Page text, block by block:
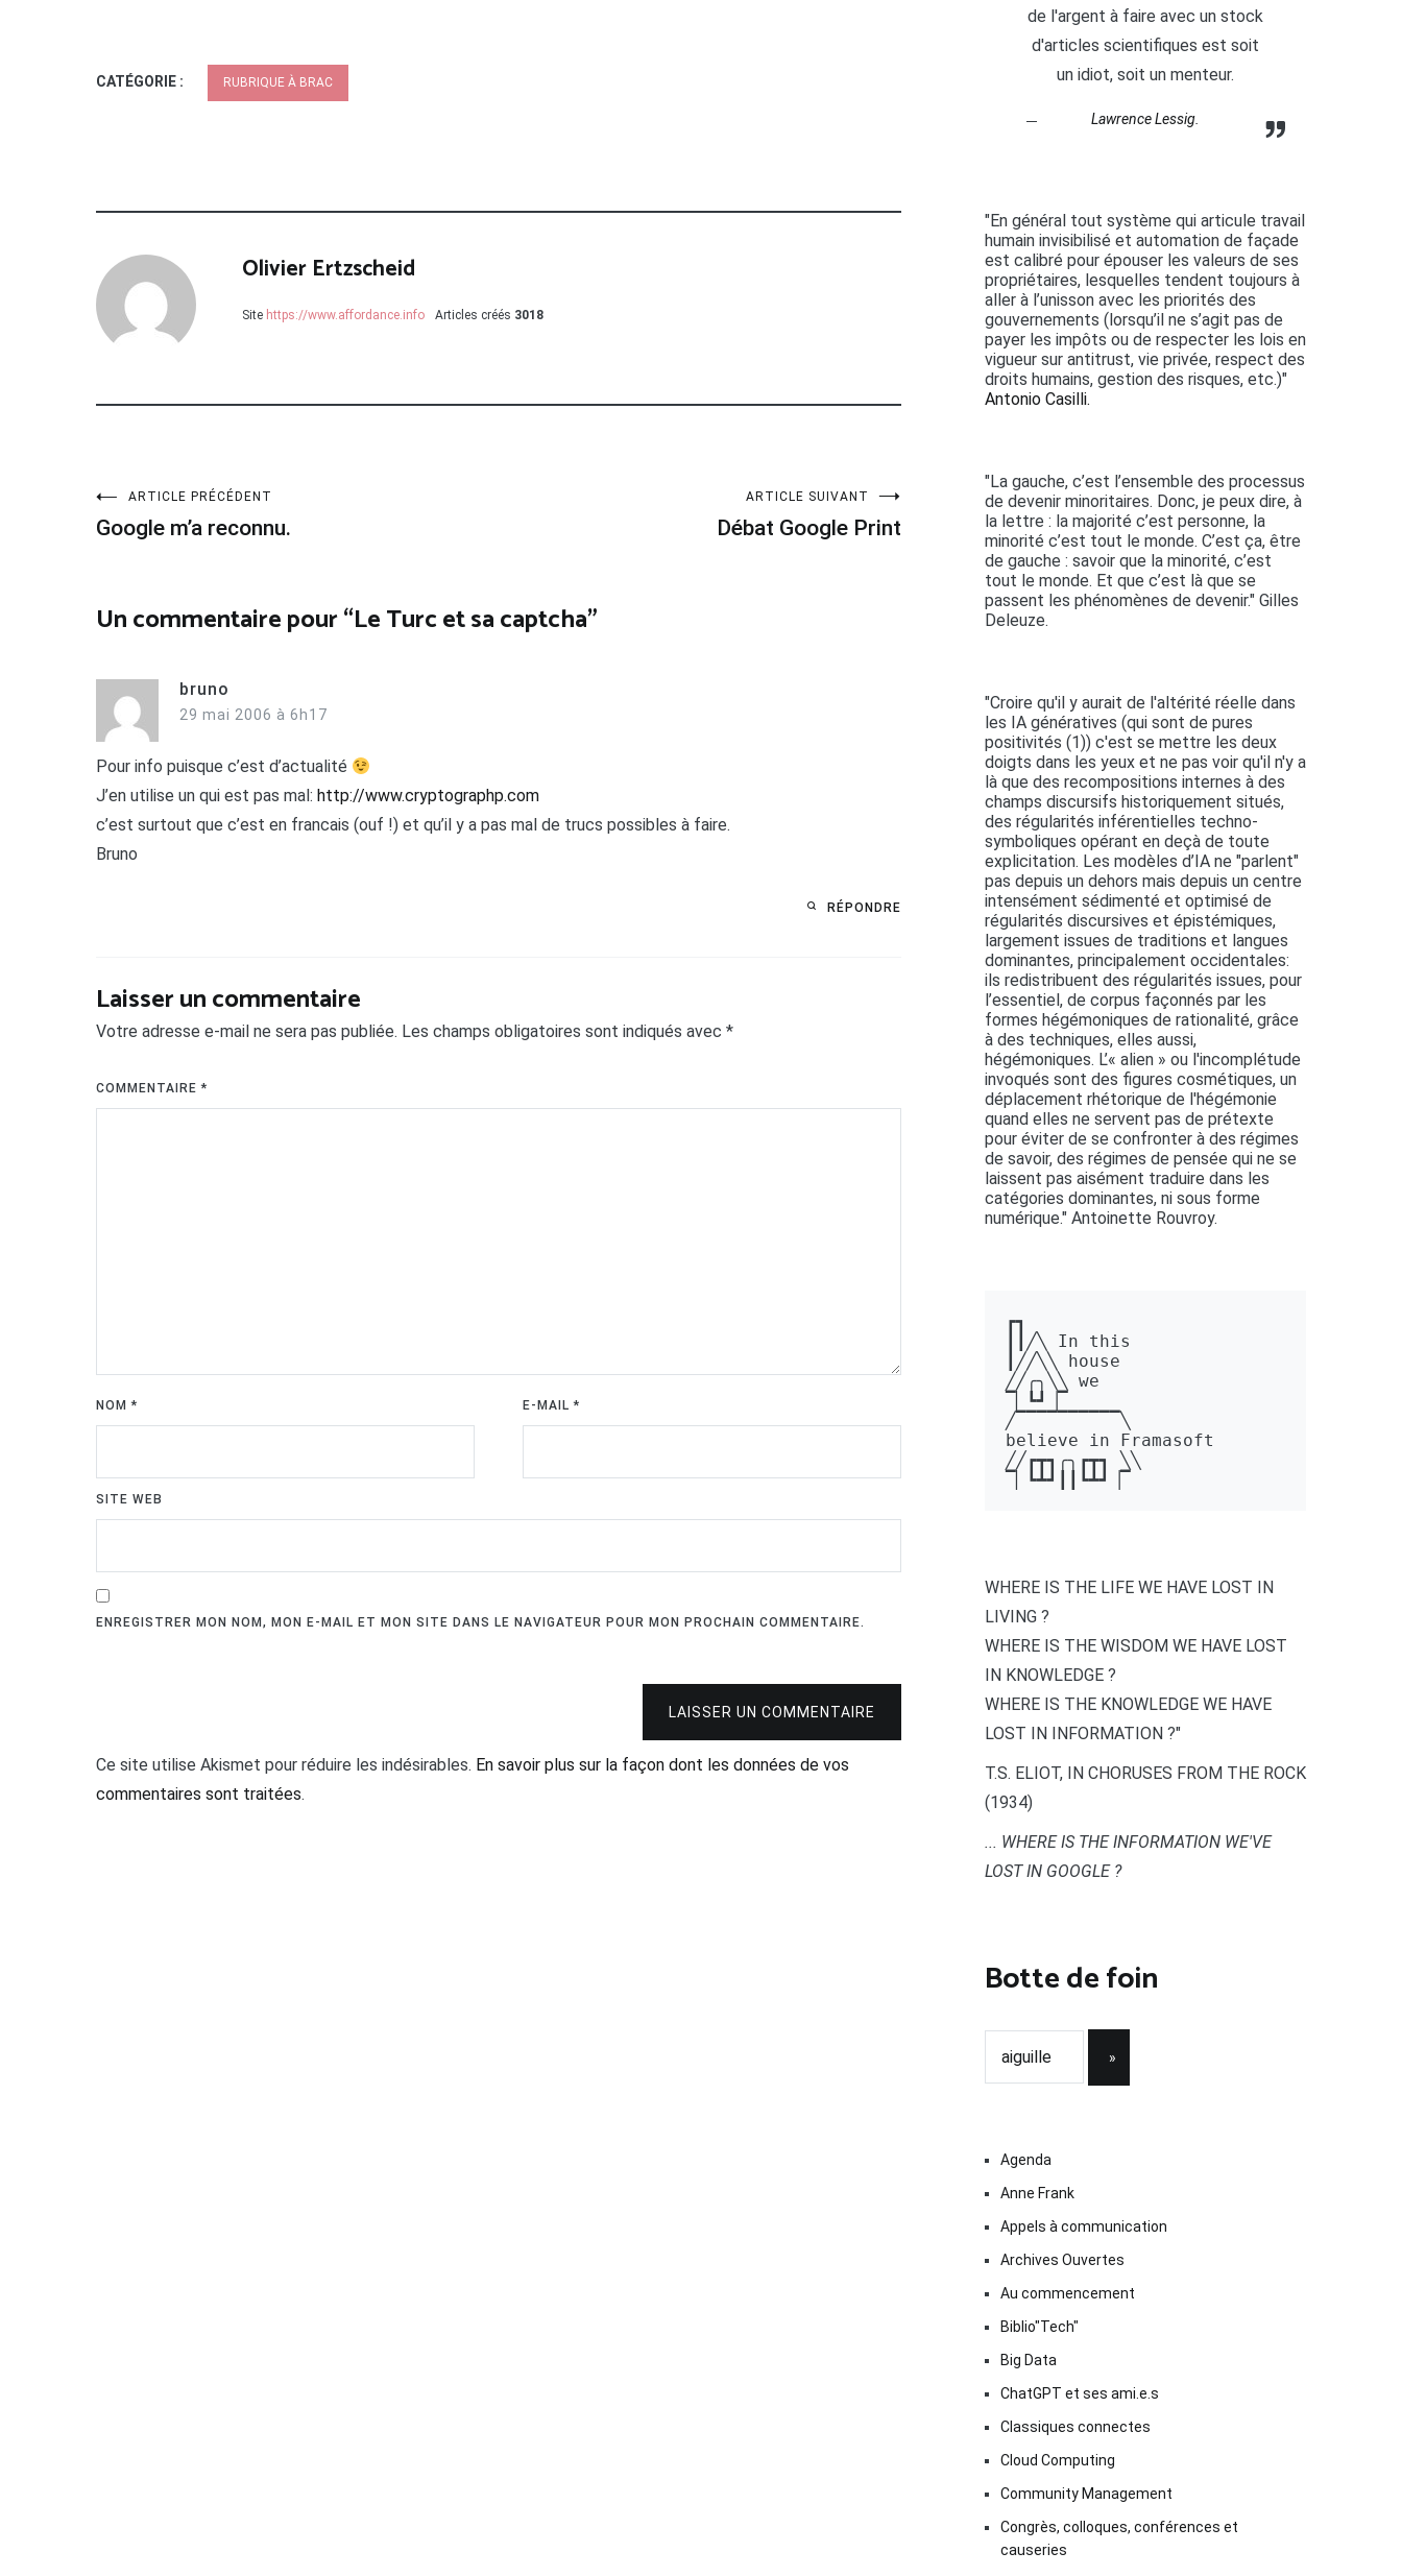
CATÉGORIE : RUBRIQUE À BRAC
Olivier Ertzscheid
Site https://www.affordance.info Articles créés 3018
Navigation
l’article
ARTICLE PRÉCÉDENT
Google m’a reconnu.
ARTICLE SUIVANT
Débat Google Print
Un commentaire pour “Le Turc et sa captcha”
bruno
29 mai 2006 à 6h17
Pour info puisque c’est d’actualité
J’en utilise un qui est pas mal: http://www.cryptographp.com
c’est surtout que c’est en francais (ouf !) et qu’il y a pas mal de trucs possibles à faire.
Bruno
RÉPONDRE
Laisser un commentaire
Votre adresse e-mail ne sera pas publiée. Les champs obligatoires sont indiqués avec *
COMMENTAIRE*
NOM* E-MAIL*
SITE WEB
ENREGISTRER MON NOM, MON E-MAIL ET MON SITE DANS LE NAVIGATEUR POUR MON PROCHAIN COMMENTAIRE.
LAISSER UN COMMENTAIRE
Ce site utilise Akismet pour réduire les indésirables. En savoir plus sur la façon dont les données de vos
commentaires sont traitées.
de l'argent à faire avec un stock
d'articles scientifiques est soit
un idiot, soit un menteur.
Lawrence Lessig.
"En général tout système qui articule travail
humain invisibilisé et automation de façade
est calibré pour épouser les valeurs de ses
propriétaires, lesquelles tendent toujours à
aller à l’unisson avec les priorités des
gouvernements (lorsqu’il ne s’agit pas de
payer les impôts ou de respecter les lois en
vigueur sur antitrust, vie privée, respect des
droits humains, gestion des risques, etc.)"
Antonio Casilli.
"La gauche, c’est l’ensemble des processus
de devenir minoritaires. Donc, je peux dire, à
la lettre : la majorité c’est personne, la
minorité c’est tout le monde. C’est ça, être
de gauche : savoir que la minorité, c’est
tout le monde. Et que c’est là que se
passent les phénomènes de devenir." Gilles
Deleuze.
"Croire qu'il y aurait de l'altérité réelle dans
les IA génératives (qui sont de pures
positivités (1)) c'est se mettre les deux
doigts dans les yeux et ne pas voir qu'il n'y a
là que des recompositions internes à des
champs discursifs historiquement situés,
des régularités inférentielles techno-
symboliques opérant en deçà de toute
explicitation. Les modèles d’IA ne "parlent"
pas depuis un dehors mais depuis un centre
intensément sédimenté et optimisé de
régularités discursives et épistémiques,
largement issues de traditions et langues
dominantes, principalement occidentales:
ils redistribuent des régularités issues, pour
l’essentiel, de corpus façonnés par les
formes hégémoniques de rationalité, grâce
à des techniques, elles aussi,
hégémoniques. L’« alien » ou l'incomplétude
invoqués sont des figures cosmétiques, un
déplacement rhétorique de l'hégémonie
quand elles ne servent pas de prétexte
pour éviter de se confronter à des régimes
de savoir, des régimes de pensée qui ne se
laissent pas aisément traduire dans les
catégories dominantes, ni sous forme
numérique." Antoinette Rouvroy.
┏┓
┃┃╱╲ In this
┃╱╱╲╲ house
╱╱╭╮╲╲ we
▔▏┗┛▕▔
╱▔▔▔▔▔▔▔▔▔▔╲
believe in Framasoft
╱╱┏┳┓╭╮┏┳┓ ╲╲
▔▏┗┻┛┃┃┗┻┛▕▔
WHERE IS THE LIFE WE HAVE LOST IN
LIVING ?
WHERE IS THE WISDOM WE HAVE LOST
IN KNOWLEDGE ?
WHERE IS THE KNOWLEDGE WE HAVE
LOST IN INFORMATION ?"
T.S. ELIOT, IN CHORUSES FROM THE ROCK
(1934)
... WHERE IS THE INFORMATION WE'VE
LOST IN GOOGLE ?
Botte de foin
Agenda
Anne Frank
Appels à communication
Archives Ouvertes
Au commencement
Biblio"Tech"
Big Data
ChatGPT et ses ami.e.s
Classiques connectes
Cloud Computing
Community Management
Congrès, colloques, conférences et
causeries